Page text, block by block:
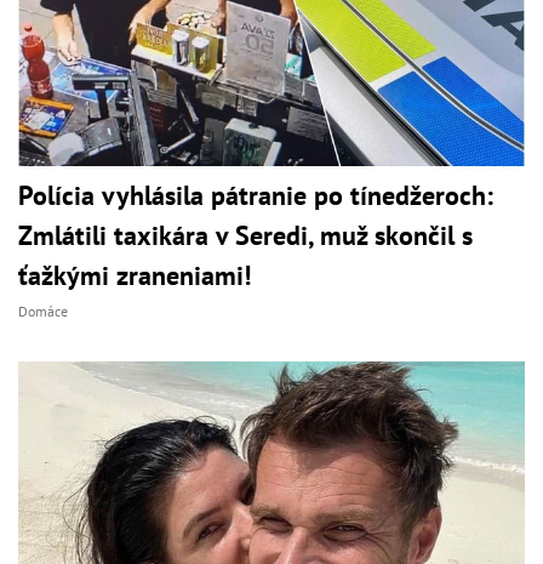
Polícia vyhlásila pátranie po tínedžeroch:
Zmlátili taxikára v Seredi, muž skončil s
ťažkými zraneniami!
Domáce